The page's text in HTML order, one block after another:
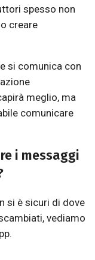
spesso non
creare
si comunica con
meglio, ma
comunicare
i messaggi
si è sicuri di dove
vediamo